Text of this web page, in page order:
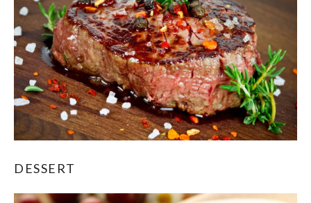
DESSERT